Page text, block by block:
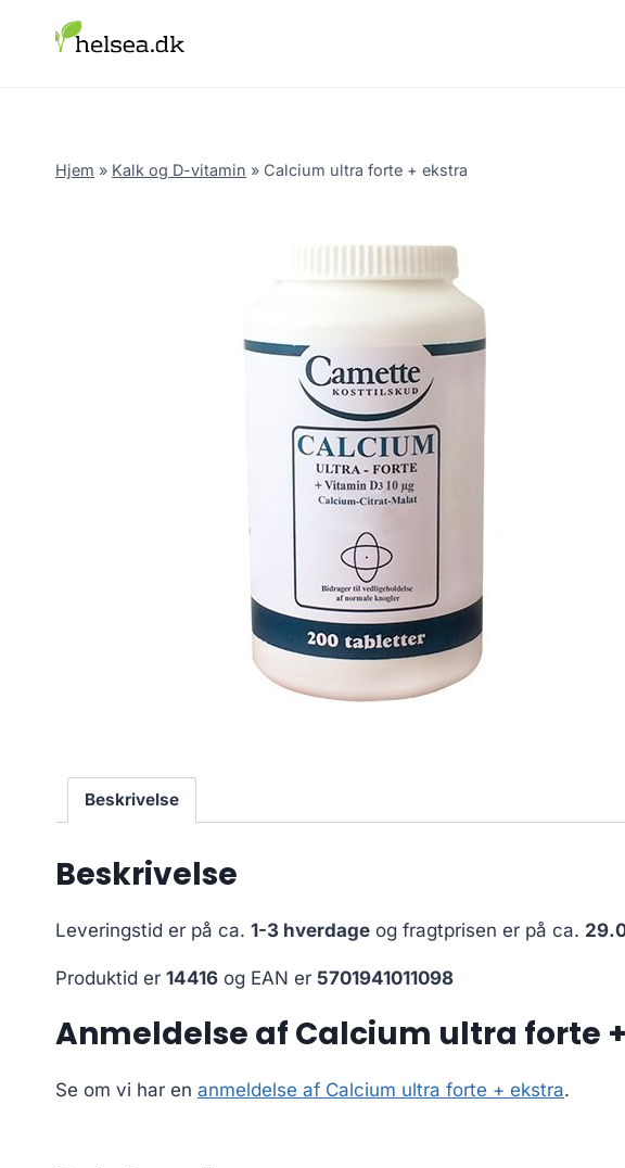
Hjem » Kalk og D-vitamin » Calcium ultra forte + ekstra
Beskrivelse
Beskrivelse
Leveringstid er på ca. 1-3 hverdage og fragtprisen er på ca.
Produktid er 14416 og EAN er 5701941011098
Anmeldelse af Calcium ultra forte
Se om vi har en anmeldelse af Calcium ultra forte + ekstra.